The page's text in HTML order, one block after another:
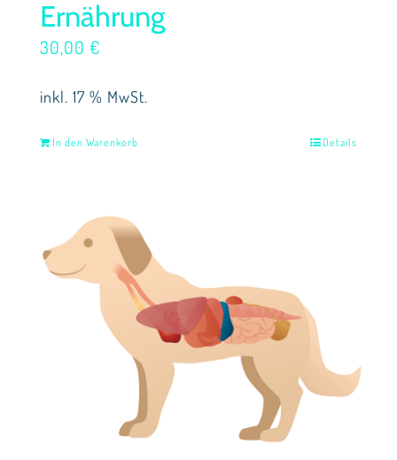
Ernährung
30,00 €
inkl. 17 % MwSt.
In den Warenkorb Details